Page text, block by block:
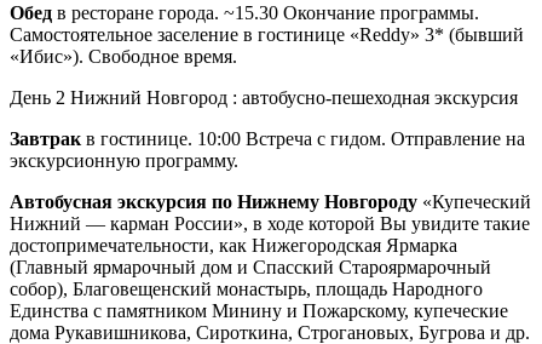
Обед в ресторане города. ~15.30 Окончание программы.
Самостоятельное заселение в гостинице «Reddy» 3* (бывший
«Ибис»). Свободное время.
День 2 Нижний Новгород : автобусно-пешеходная экскурсия
Завтрак в гостинице. 10:00 Встреча с гидом. Отправление на
экскурсионную программу.
Автобусная экскурсия по Нижнему Новгороду «Купеческий
Нижний — карман России», в ходе которой Вы увидите такие
достопримечательности, как Нижегородская Ярмарка
(Главный ярмарочный дом и Спасский Староярмарочный
собор), Благовещенский монастырь, площадь Народного
Единства с памятником Минину и Пожарскому, купеческие
дома Рукавишникова, Сироткина, Строгановых, Бугрова и др.